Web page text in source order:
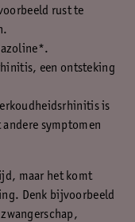
rust te
een ontsteking
is
symptomen
maar het komt
Denk bijvoorbeeld